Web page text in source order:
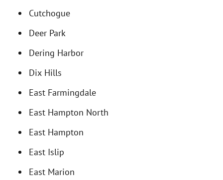
Cutchogue
Deer Park
Dering Harbor
Dix Hills
East Farmingdale
East Hampton North
East Hampton
East Islip
East Marion